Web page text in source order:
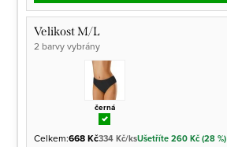
Velikost M/L
2 barvy vybrány
černá
Celkem:668 Kč334 Kč/ksUšetříte 260 Kč (28 %)